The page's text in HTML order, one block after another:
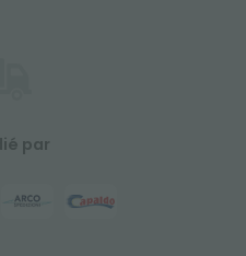
par